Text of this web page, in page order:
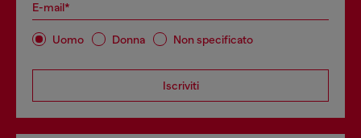
E-mail*
Uomo Donna Non specificato
Iscriviti